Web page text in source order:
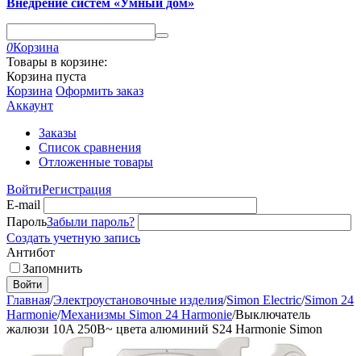
Внедрение систем «Умный дом»
0Корзина
Товары в корзине:
Корзина пуста
Корзина Оформить заказ
Аккаунт
Заказы
Список сравнения
Отложенные товары
ВойтиРегистрация
E-mail
ПарольЗабыли пароль?
Создать учетную запись
Антибот
Запомнить
Войти
Главная/Электроустановочные изделия/Simon Electric/Simon 24
Harmonie/Механизмы Simon 24 Harmonie/Выключатель
жалюзи 10A 250В~ цвета алюминий S24 Harmonie Simon